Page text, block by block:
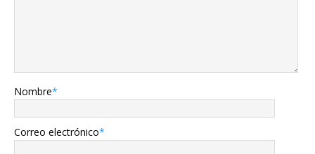
Nombre*
Correo electrónico*